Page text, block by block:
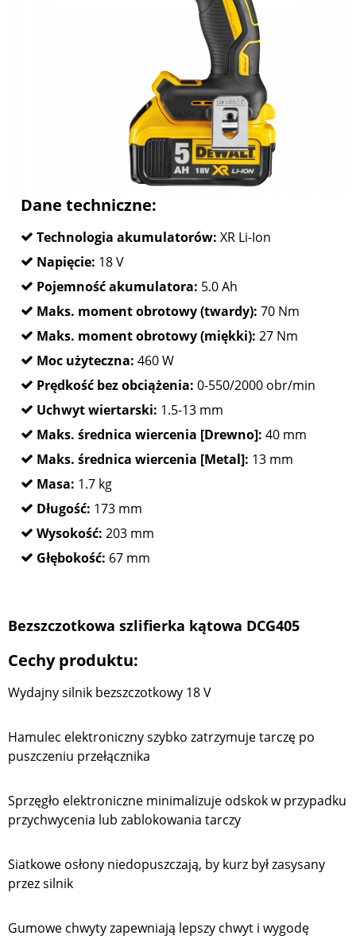
Dane techniczne:
Technologia akumulatorów: XR Li-Ion
Napięcie: 18 V
Pojemność akumulatora: 5.0 Ah
Maks. moment obrotowy (twardy): 70 Nm
Maks. moment obrotowy (miękki): 27 Nm
Moc użyteczna: 460 W
Prędkość bez obciążenia: 0-550/2000 obr/min
Uchwyt wiertarski: 1.5-13 mm
Maks. średnica wiercenia [Drewno]: 40 mm
Maks. średnica wiercenia [Metal]: 13 mm
Masa: 1.7 kg
Długość: 173 mm
Wysokość: 203 mm
Głębokość: 67 mm
Bezszczotkowa szlifierka kątowa DCG405
Cechy produktu:
Wydajny silnik bezszczotkowy 18 V
Hamulec elektroniczny szybko zatrzymuje tarczę po
puszczeniu przełącznika
Sprzęgło elektroniczne minimalizuje odskok w przypadku
przychwycenia lub zablokowania tarczy
Siatkowe osłony niedopuszczają, by kurz był zasysany
przez silnik
Gumowe chwyty zapewniają lepszy chwyt i wygodę